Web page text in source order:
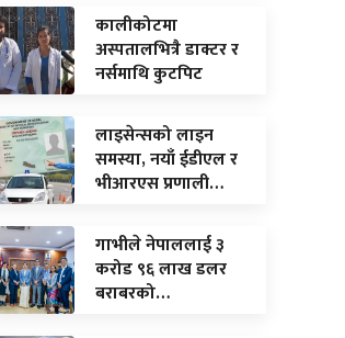
कालीकोटमा
अस्पतालभित्रै डाक्टर र
नर्समाथि कुटपिट
लाइसेन्सको लाइन
समस्या, नयाँ ईडीएल र
भीआरएस प्रणाली…
गाभीले नेपाललाई ३
करोड ९६ लाख डलर
बराबरको…